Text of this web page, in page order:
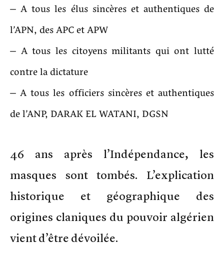
– A tous les élus sincères et authentiques de
l’APN, des APC et APW
– A tous les citoyens militants qui ont lutté
contre la dictature
– A tous les officiers sincères et authentiques
de l’ANP, DARAK EL WATANI, DGSN
46 ans après l’Indépendance, les
masques sont tombés. L’explication
historique et géographique des
origines claniques du pouvoir algérien
vient d’être dévoilée.